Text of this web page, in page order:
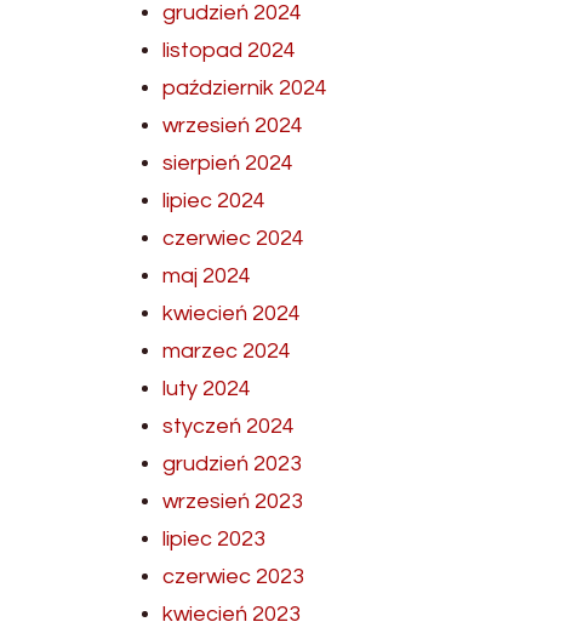
grudzień 2024
listopad 2024
październik 2024
wrzesień 2024
sierpień 2024
lipiec 2024
czerwiec 2024
maj 2024
kwiecień 2024
marzec 2024
luty 2024
styczeń 2024
grudzień 2023
wrzesień 2023
lipiec 2023
czerwiec 2023
kwiecień 2023